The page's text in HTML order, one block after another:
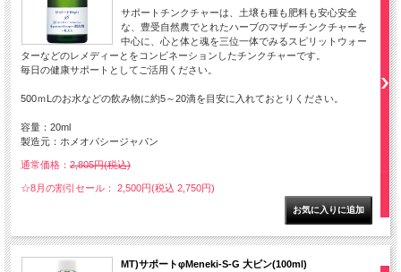
サポートチンクチャーは、土壌も種も肥料も安心安全
な、豊受自然農でとれたハーブのマザーチンクチャーを
中心に、心と体と魂を三位一体でみるスピリットウォー
ターなどのレメディーとをコンビネーションしたチンクチャーです。
毎日の健康サポートとしてご活用ください。
500ｍLのお水などの飲み物に約5～20滴を目安に入れておとりください。
容量：20ml
製造元：ホメオパシージャパン
通常価格： 2,805円(税込)
☆8月の割引セール： 2,500円(税込 2,750円)
MT)サポートφMeneki-S-G 大ビン(100ml)